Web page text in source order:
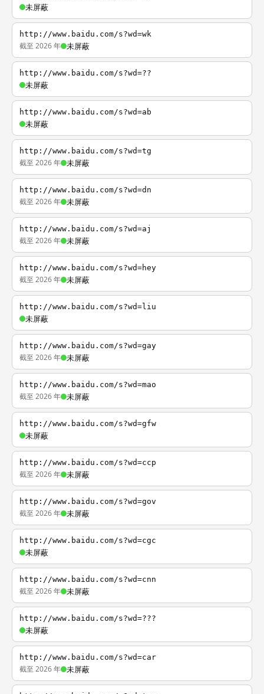
未屏蔽
http://www.baidu.com/s?wd=wk
截至 2026 年 未屏蔽
http://www.baidu.com/s?wd=??
未屏蔽
http://www.baidu.com/s?wd=ab
未屏蔽
http://www.baidu.com/s?wd=tg
截至 2026 年 未屏蔽
http://www.baidu.com/s?wd=dn
截至 2026 年 未屏蔽
http://www.baidu.com/s?wd=aj
截至 2026 年 未屏蔽
http://www.baidu.com/s?wd=hey
截至 2026 年 未屏蔽
http://www.baidu.com/s?wd=liu
未屏蔽
http://www.baidu.com/s?wd=gay
截至 2026 年 未屏蔽
http://www.baidu.com/s?wd=mao
截至 2026 年 未屏蔽
http://www.baidu.com/s?wd=gfw
未屏蔽
http://www.baidu.com/s?wd=ccp
截至 2026 年 未屏蔽
http://www.baidu.com/s?wd=gov
截至 2026 年 未屏蔽
http://www.baidu.com/s?wd=cgc
未屏蔽
http://www.baidu.com/s?wd=cnn
截至 2026 年 未屏蔽
http://www.baidu.com/s?wd=???
未屏蔽
http://www.baidu.com/s?wd=car
截至 2026 年 未屏蔽